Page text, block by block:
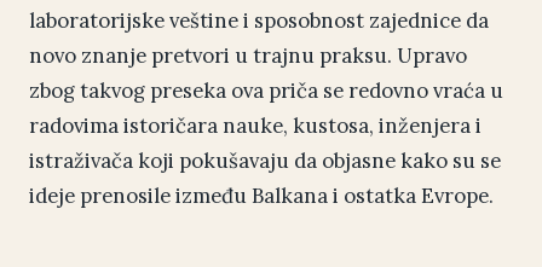
laboratorijske veštine i sposobnost zajednice da
novo znanje pretvori u trajnu praksu. Upravo
zbog takvog preseka ova priča se redovno vraća u
radovima istoričara nauke, kustosa, inženjera i
istraživača koji pokušavaju da objasne kako su se
ideje prenosile između Balkana i ostatka Evrope.